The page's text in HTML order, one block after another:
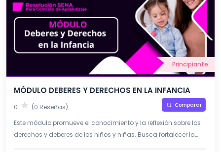
Principiante
MÓDULO DEBERES Y DERECHOS EN LA INFANCIA
0 (0 Reseñas) Comparar
Este módulo promueve el conocimiento y la reflexión sobre los
derechos y deberes de los niños y niñas. Busca fortalecer la